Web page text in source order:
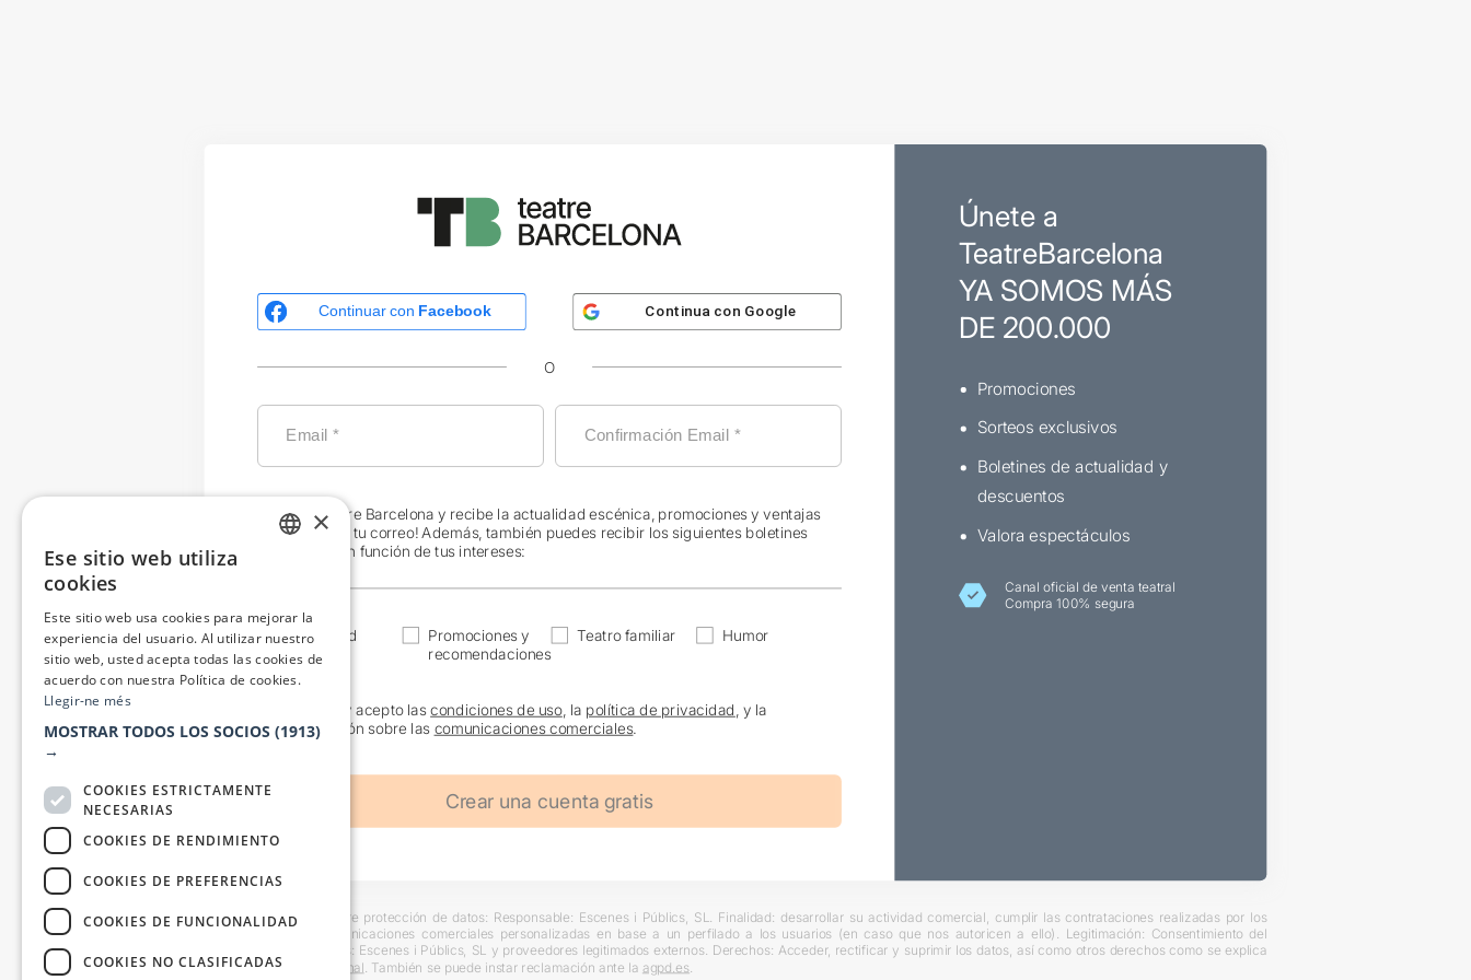
Continuar con Facebook Continua con Google
O
¡Únete a Teatre Barcelona y recibe la actualidad escénica, promociones y ventajas
exclusivas en tu correo! Además, también puedes recibir los siguientes boletines
específicos en función de tus intereses:
Actualidad
Promociones y
recomendaciones
Teatro familiar Humor
He leído y acepto lascondiciones de uso, la política de privacidad , y la
información sobre las comunicaciones comerciales.
Únete a
TeatreBarcelona
YA SOMOS MÁS
DE 200.000
Promociones
Sorteos exclusivos
Boletines de actualidad y
descuentos
Valora espectáculos
Canal oficial de venta teatral
Compra 100% segura
Información básica sobre protección de datos: Responsable: Escenes i Públics, SL. Finalidad: desarrollar su actividad comercial, cumplir las contrataciones realizadas por los
usuarios y remitir comunicaciones comerciales personalizadas en base a un perfilado a los usuarios (en caso que nos autoricen a ello). Legitimación: Consentimiento del
interesado. Destinatarios: Escenes i Públics, SL y proveedores legitimados externos. Derechos: Acceder, rectificar y suprimir los datos, así como otros derechos como se explica
en lainformación adicional . También se puede instar reclamación ante la agpd.es
×
Ese sitio web utiliza
cookies
Este sitio web usa cookies para mejorar la
experiencia del usuario. Al utilizar nuestro
sitio web, usted acepta todas las cookies de
acuerdo con nuestra Política de cookies.
Llegir-ne més
MOSTRAR TODOS LOS SOCIOS (1913)
→
COOKIES ESTRICTAMENTE
NECESARIAS
COOKIES DE RENDIMIENTO
COOKIES DE PREFERENCIAS
COOKIES DE FUNCIONALIDAD
COOKIES NO CLASIFICADAS